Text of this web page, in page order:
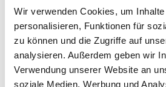
Wir verwenden Cookies, um
personalisieren, Funktionen für
zu können und die Zugriffe auf
analysieren. Außerdem geben wir
Verwendung unserer Website an
soziale Medien, Werbung und
3D Rundgang
Restaurant